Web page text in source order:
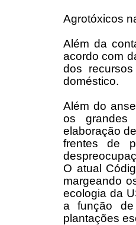
Agrotóxicos
Além da
acordo com
dos
doméstico.
Além do
os grandes
elaboração
frentes de
O atual
margeando
ecologia da
a função de
plantações